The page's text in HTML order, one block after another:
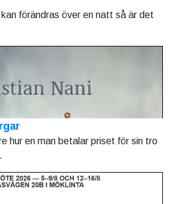
förändras över en natt så är det
hur en man betalar priset för sin tro